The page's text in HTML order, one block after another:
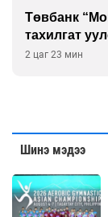
Шинэ мэдээ